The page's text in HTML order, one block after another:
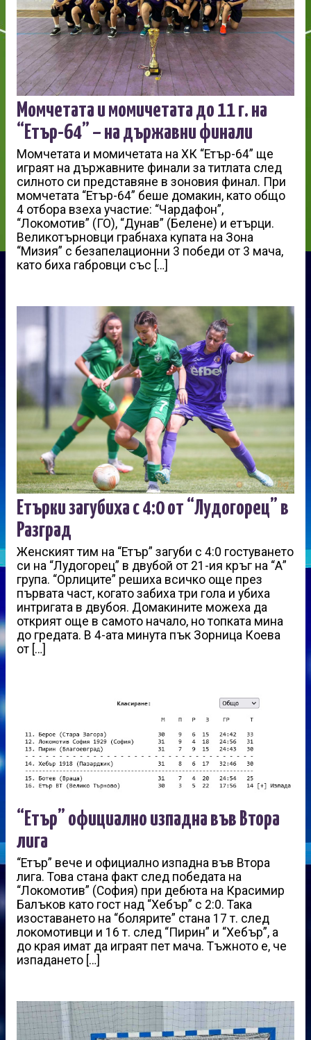
Момчетата и момичетата до 11 г. на
“Етър-64” – на държавни финали
Момчетата и момичетата на ХК “Етър-64” ще
играят на държавните финали за титлата след
силното си представяне в зоновия финал. При
момчетата “Етър-64” беше домакин, като общо
4 отбора взеха участие: “Чардафон”,
“Локомотив” (ГО), “Дунав” (Белене) и етърци.
Великотърновци грабнаха купата на Зона
“Мизия” с безапелационни 3 победи от 3 мача,
като биха габровци със […]
Етърки загубиха с 4:0 от “Лудогорец” в
Разград
Женският тим на “Етър” загуби с 4:0 гостуването
си на “Лудогорец” в двубой от 21-ия кръг на “А”
група. “Орлиците” решиха всичко още през
първата част, когато забиха три гола и убиха
интригата в двубоя. Домакините можеха да
открият още в самото начало, но топката мина
до гредата. В 4-ата минута пък Зорница Коева
от […]
“Етър” официално изпадна във Втора
лига
“Етър” вече и официално изпадна във Втора
лига. Това стана факт след победата на
“Локомотив” (София) при дебюта на Красимир
Балъков като гост над “Хебър” с 2:0. Така
изоставането на “болярите” стана 17 т. след
локомотивци и 16 т. след “Пирин” и “Хебър”, а
до края имат да играят пет мача. Тъжното е, че
изпадането […]